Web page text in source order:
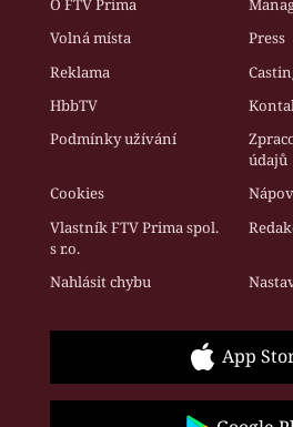
O FTV Prima
Volná místa
Press
Reklama
HbbTV
Podmínky užívání
údajů
Cookies
Vlastník FTV Prima spol.
s r.o.
Nahlásit chybu
App